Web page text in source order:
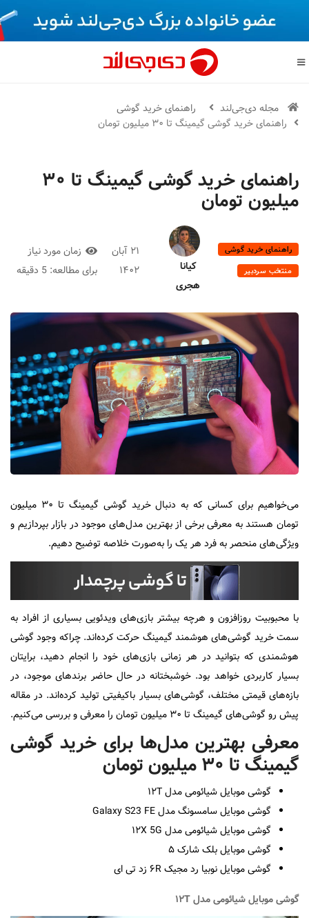
مجله دی‌جی‌لند
راهنمای خرید گوشی
راهنمای خرید گوشی گیمینگ تا ۳۰ میلیون تومان
راهنمای خرید گوشی گیمینگ تا ۳۰
میلیون تومان
راهنمای خرید گوشی
منتخب سردبیر
کیانا
هجری
۲۱ آبان
۱۴۰۲
زمان مورد نیاز
برای مطالعه:5 دقیقه
می‌خواهیم برای کسانی که به دنبال خرید گوشی گیمینگ تا ۳۰ میلیون
تومان هستند به معرفی برخی از بهترین مدل‌های موجود در بازار بپردازیم و
ویژگی‌های منحصر به فرد هر یک را به‌صورت خلاصه توضیح دهیم.
با محبوبیت روزافزون و هرچه بیشتر بازی‌های ویدئویی بسیاری از افراد به
سمت خرید گوشی‌های هوشمند گیمینگ حرکت کرده‌اند. چراکه وجود گوشی
هوشمندی که بتوانید در هر زمانی بازی‌های خود را انجام دهید، برایتان
بسیار کاربردی خواهد بود. خوشبختانه در حال حاضر برندهای موجود، در
بازه‌های قیمتی مختلف، گوشی‌های بسیار با‌کیفیتی تولید کرده‌اند. در مقاله
پیش رو گوشی‌های گیمینگ تا ۳۰ میلیون تومان را معرفی و بررسی می‌کنیم.
معرفی بهترین مدل‌ها برای خرید گوشی
گیمینگ تا ۳۰ میلیون تومان
گوشی موبایل شیائومی مدل ۱۲T
گوشی موبایل سامسونگ مدل Galaxy S23 FE
گوشی موبایل شیائومی مدل ۱۲X 5G
گوشی موبایل بلک شارک ۵
گوشی موبایل نوبیا رد مجیک ۶R زد تی ای
گوشی موبایل شیائومی مدل ۱۲T